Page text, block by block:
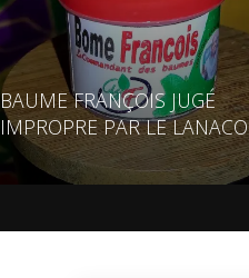
BAUME FRANÇOIS JUGÉ
IMPROPRE PAR LE